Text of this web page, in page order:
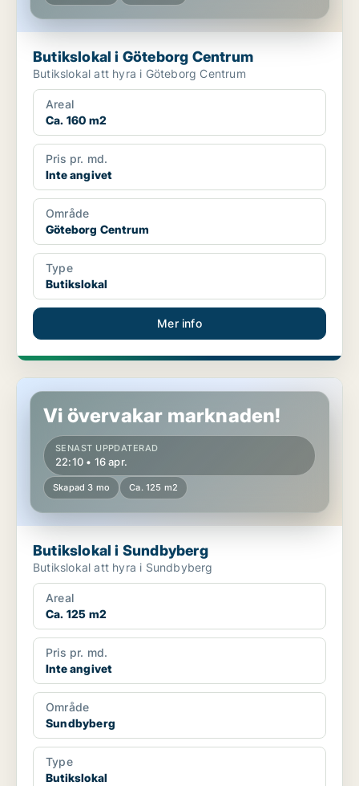
Butikslokal i Göteborg Centrum
Butikslokal att hyra i Göteborg Centrum
Areal
Ca. 160 m2
Pris pr. md.
Inte angivet
Område
Göteborg Centrum
Type
Butikslokal
Mer info
Butikslokal i Sundbyberg
Vi övervakar marknaden!
SENAST UPPDATERAD
22:10 • 16 apr.
Skapad 3 mo Ca. 125 m2
Butikslokal i Sundbyberg
Butikslokal att hyra i Sundbyberg
Areal
Ca. 125 m2
Pris pr. md.
Inte angivet
Område
Sundbyberg
Type
Butikslokal